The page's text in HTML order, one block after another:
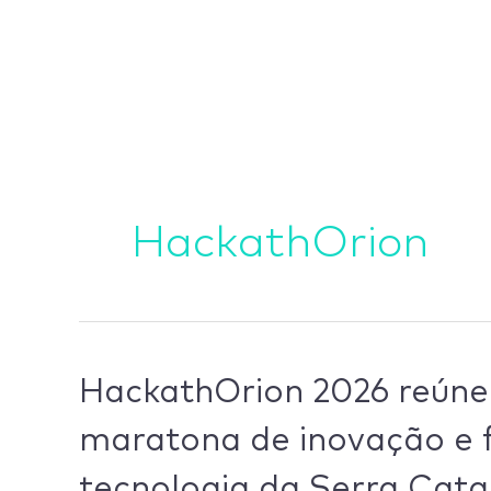
HackathOrion
HackathOrion 2026
maratona de inovação e
HackathOrion
reúne
60